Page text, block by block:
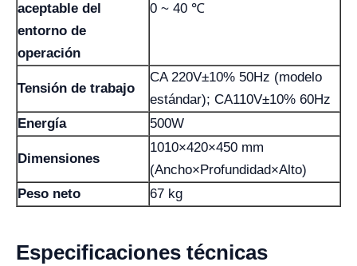
aceptable del
entorno de
operación
0 ~ 40 ℃
Tensión de trabajo
CA 220V±10% 50Hz (modelo
estándar); CA110V±10% 60Hz
Energía
500W
Dimensiones
1010×420×450 mm
(Ancho×Profundidad×Alto)
Peso neto
67 kg
Especificaciones técnicas